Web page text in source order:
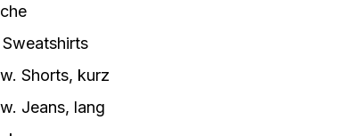
Shorts, kurz
Jeans, lang